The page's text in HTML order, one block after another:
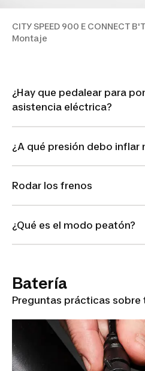
CITY SPEED 900 E CONNECT
Montaje
¿Hay que pedalear para
asistencia eléctrica?
¿A qué presión debo inflar
Rodar los frenos
¿Qué es el modo peatón?
Batería
Preguntas prácticas sobre